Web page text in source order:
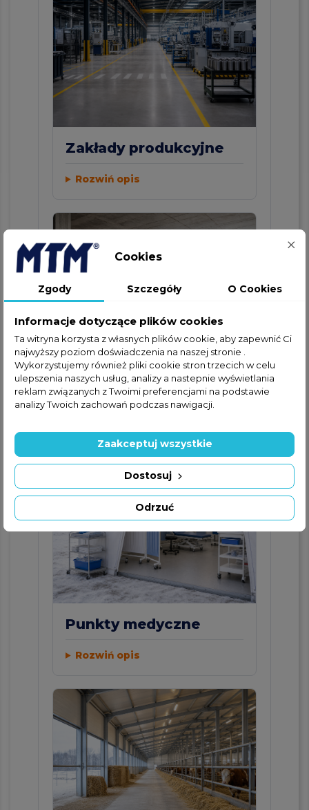
Zakłady produkcyjne
Rozwiń opis
Place budowy
Punkty medyczne
Rozwiń opis
Cookies
Zgody Szczegóły O Cookies
Informacje dotyczące plików cookies
Ta witryna korzysta z własnych plików cookie, aby zapewnić Ci
najwyższy poziom doświadczenia na naszej stronie .
Wykorzystujemy również pliki cookie stron trzecich w celu
ulepszenia naszych usług, analizy a nastepnie wyświetlania
reklam związanych z Twoimi preferencjami na podstawie
analizy Twoich zachowań podczas nawigacji.
Odrzuć
Dostosuj
Zaakceptuj wszystkie